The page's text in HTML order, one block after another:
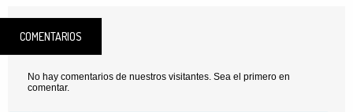
COMENTARIOS
No hay comentarios de nuestros visitantes. Sea el primero en
comentar.